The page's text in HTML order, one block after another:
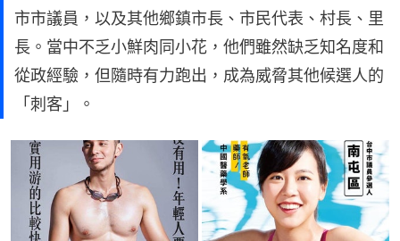
市市議員，以及其他鄉鎮市長、市民代表、村長、里
長。當中不乏小鮮肉同小花，他們雖然缺乏知名度和
從政經驗，但隨時有力跑出，成為威脅其他候選人的
「刺客」。